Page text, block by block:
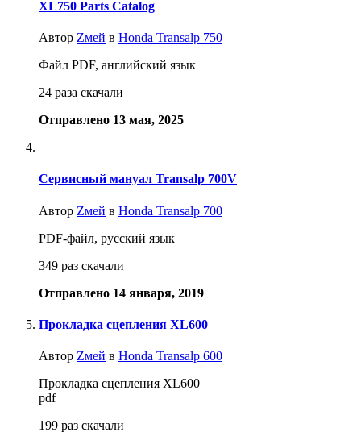
XL750 Parts Catalog
Автор Zмей в Honda Transalp 750
Файл PDF, английский язык
24 раза скачали
Отправлено 13 мая, 2025
Сервисный мануал Transalp 700V
Автор Zмей в Honda Transalp 700
PDF-файл, русский язык
349 раз скачали
Отправлено 14 января, 2019
Прокладка сцепления XL600
Автор Zмей в Honda Transalp 600
Прокладка сцепления XL600
pdf
199 раз скачали